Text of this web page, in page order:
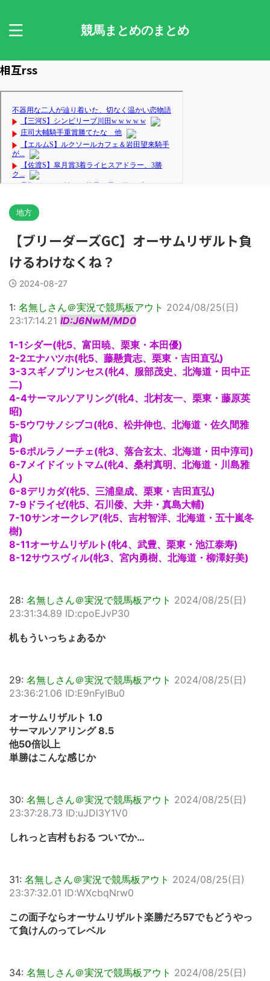
競馬まとめのまとめ
相互rss
地方
【ブリーダーズGC】オーサムリザルト負
けるわけなくね？
2024-08-27
1: 名無しさん＠実況で競馬板アウト 2024/08/25(日)
23:17:14.21 ID:J6NwM/MD0
1-1シダー(牝5、富田暁、栗東・本田優)
2-2エナハツホ(牝5、藤懸貴志、栗東・吉田直弘)
3-3スギノプリンセス(牝4、服部茂史、北海道・田中正
二)
4-4サーマルソアリング(牝4、北村友一、栗東・藤原英
昭)
5-5ウワサノシブコ(牝6、松井伸也、北海道・佐久間雅
貴)
5-6ポルラノーチェ(牝3、落合玄太、北海道・田中淳司)
6-7メイドイットマム(牝4、桑村真明、北海道・川島雅
人)
6-8デリカダ(牝5、三浦皇成、栗東・吉田直弘)
7-9ドライゼ(牝5、石川倭、大井・真島大輔)
7-10サンオークレア(牝5、吉村智洋、北海道・五十嵐冬
樹)
8-11オーサムリザルト(牝4、武豊、栗東・池江泰寿)
8-12サウスヴィル(牝3、宮内勇樹、北海道・柳澤好美)
28: 名無しさん＠実況で競馬板アウト 2024/08/25(日)
23:31:34.89 ID:cpoEJvP30
机もういっちょあるか
29: 名無しさん＠実況で競馬板アウト 2024/08/25(日)
23:36:21.06 ID:E9nFylBu0
オーサムリザルト 1.0
サーマルソアリング 8.5
他50倍以上
単勝はこんな感じか
30: 名無しさん＠実況で競馬板アウト 2024/08/25(日)
23:37:28.73 ID:uJDl3Y1V0
しれっと吉村もおる ついでか…
31: 名無しさん＠実況で競馬板アウト 2024/08/25(日)
23:37:32.01 ID:WXcbqNrw0
この面子ならオーサムリザルト楽勝だろ57でもどうやっ
て負けんのってレベル
34: 名無しさん＠実況で競馬板アウト 2024/08/25(日)